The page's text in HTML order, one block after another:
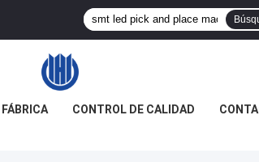
CONTROL DE CALIDAD